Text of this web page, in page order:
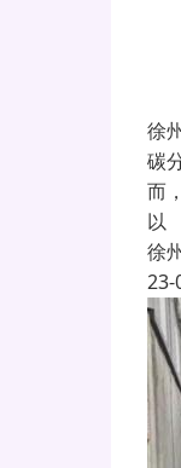
徐
碳
而
以
徐
23-